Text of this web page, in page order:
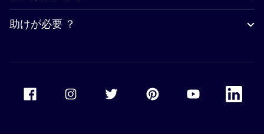
助けが必要 ？
Accor Facebook Accor TwitterAccor PinterestAccor Youtube
Accor